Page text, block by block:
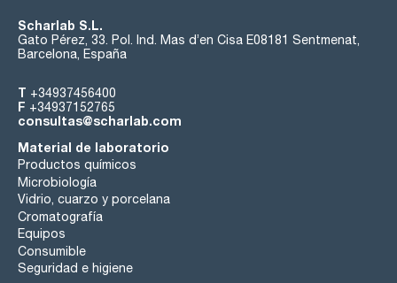
Scharlab S.L.
Gato Pérez, 33. Pol. Ind. Mas d’en Cisa E08181 Sentmenat,
Barcelona, España
T +34937456400
F +34937152765
consultas@scharlab.com
Material de laboratorio
Productos químicos
Microbiología
Vidrio, cuarzo y porcelana
Cromatografía
Equipos
Consumible
Seguridad e higiene